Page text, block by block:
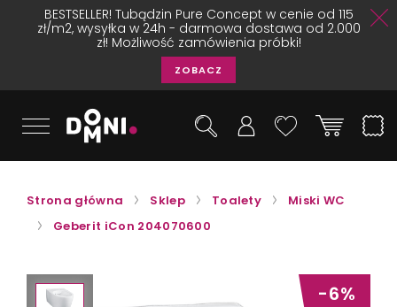
BESTSELLER! Tubądzin Pure Concept w cenie od 115
zł/m2, wysyłka w 24h - darmowa dostawa od 2.000
zł! Możliwość zamówienia próbki!
ZOBACZ
Strona główna Sklep Toalety
Miski WC
Geberit iCon 204070600
-6%